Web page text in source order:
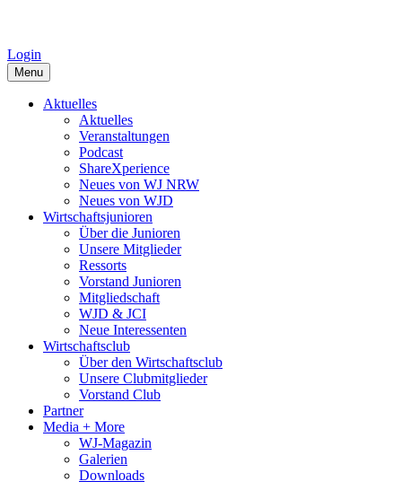
Login
Menu
Aktuelles
Aktuelles
Veranstaltungen
Podcast
ShareXperience
Neues von WJ NRW
Neues von WJD
Wirtschaftsjunioren
Über die Junioren
Unsere Mitglieder
Ressorts
Vorstand Junioren
Mitgliedschaft
WJD & JCI
Neue Interessenten
Wirtschaftsclub
Über den Wirtschaftsclub
Unsere Clubmitglieder
Vorstand Club
Partner
Media + More
WJ-Magazin
Galerien
Downloads